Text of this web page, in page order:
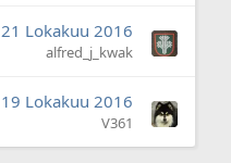
21 Lokakuu 2016
alfred_j_kwak
19 Lokakuu 2016
V361